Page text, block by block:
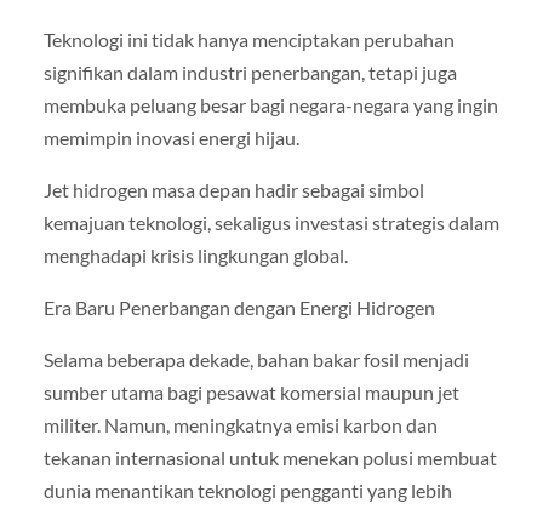
Teknologi ini tidak hanya menciptakan perubahan
signifikan dalam industri penerbangan, tetapi juga
membuka peluang besar bagi negara-negara yang ingin
memimpin inovasi energi hijau.
Jet hidrogen masa depan hadir sebagai simbol
kemajuan teknologi, sekaligus investasi strategis dalam
menghadapi krisis lingkungan global.
Era Baru Penerbangan dengan Energi Hidrogen
Selama beberapa dekade, bahan bakar fosil menjadi
sumber utama bagi pesawat komersial maupun jet
militer. Namun, meningkatnya emisi karbon dan
tekanan internasional untuk menekan polusi membuat
dunia menantikan teknologi pengganti yang lebih